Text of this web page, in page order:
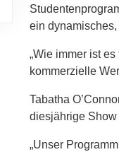
ein
„Wie immer ist
kommerzielle
Tabatha
diesjährige Show
„Unser